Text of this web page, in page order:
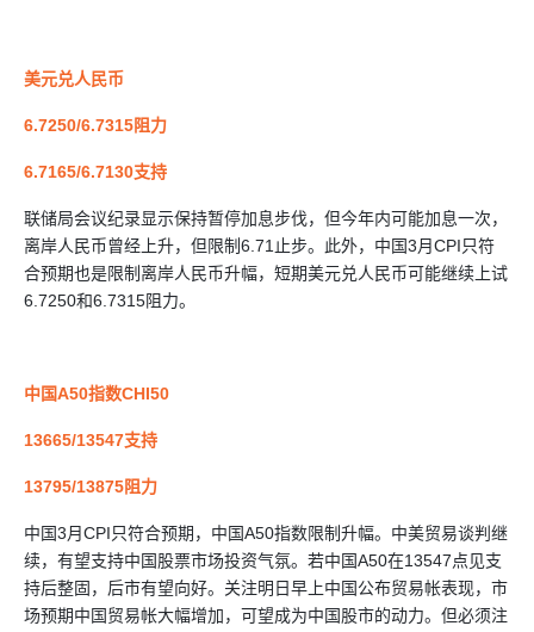
美元兑人民币
6.7250/6.7315阻力
6.7165/6.7130支持
联储局会议纪录显示保持暂停加息步伐，但今年内可能加息一次，
离岸人民币曾经上升，但限制6.71止步。此外，中国3月CPI只符
合预期也是限制离岸人民币升幅，短期美元兑人民币可能继续上试
6.7250和6.7315阻力。
中国A50指数CHI50
13665/13547支持
13795/13875阻力
中国3月CPI只符合预期，中国A50指数限制升幅。中美贸易谈判继
续，有望支持中国股票市场投资气氛。若中国A50在13547点见支
持后整固，后市有望向好。关注明日早上中国公布贸易帐表现，市
场预期中国贸易帐大幅增加，可望成为中国股市的动力。但必须注